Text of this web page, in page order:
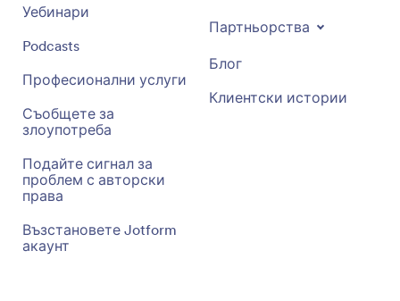
Уебинари
Podcasts
Професионални услуги
Съобщете за
злоупотреба
Подайте сигнал за
проблем с авторски
права
Възстановете Jotform
акаунт
Партньорства
Блог
Клиентски истории